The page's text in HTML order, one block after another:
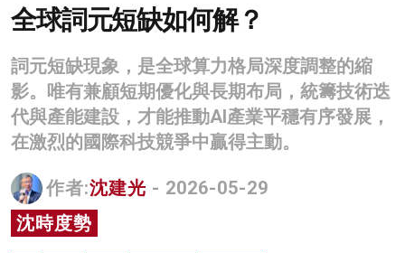
生活
商業
科技
名家榜
灼見活動
全球詞元短缺如何解？
詞元短缺現象，是全球算力格局深度調整的縮
影。唯有兼顧短期優化與長期布局，統籌技術迭
代與產能建設，才能推動AI產業平穩有序發展，
在激烈的國際科技競爭中贏得主動。
作者:沈建光 - 2026-05-29
沈時度勢